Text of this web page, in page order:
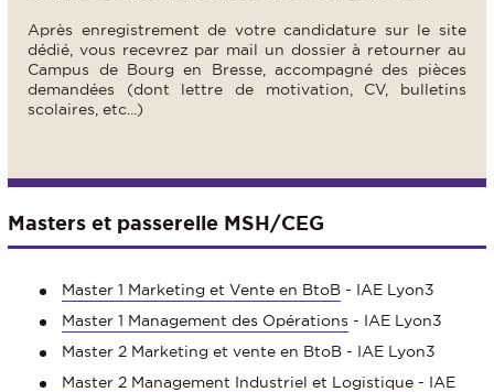
Après enregistrement de votre candidature sur le site
dédié, vous recevrez par mail un dossier à retourner au
Campus de Bourg en Bresse, accompagné des pièces
demandées (dont lettre de motivation, CV, bulletins
scolaires, etc...)
Masters et passerelle MSH/CEG
Master 1 Marketing et Vente en BtoB - IAE Lyon3
Master 1 Management des Opérations - IAE Lyon3
Master 2 Marketing et vente en BtoB - IAE Lyon3
Master 2 Management Industriel et Logistique - IAE